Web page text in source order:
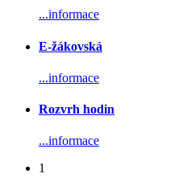
...informace
E-žákovská
...informace
Rozvrh hodin
...informace
1